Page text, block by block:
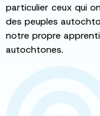
particulier ceux qui
des peuples
notre propre
autochtones.